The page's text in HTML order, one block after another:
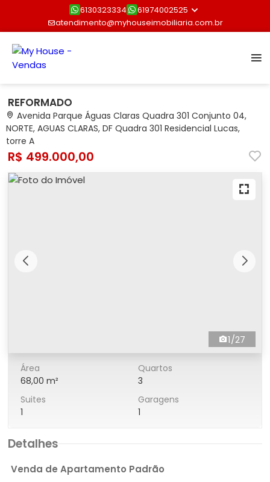
6130323334
61974002525
atendimento@myhouseimobiliaria.com.br
REFORMADO
Avenida Parque Águas Claras Quadra 301 Conjunto 04,
NORTE, AGUAS CLARAS, DF Quadra 301 Residencial Lucas,
torre A
R$ 499.000,00
1/27
Área
68,00 m²
Quartos
3
Suites
1
Garagens
1
Detalhes
Venda de Apartamento Padrão